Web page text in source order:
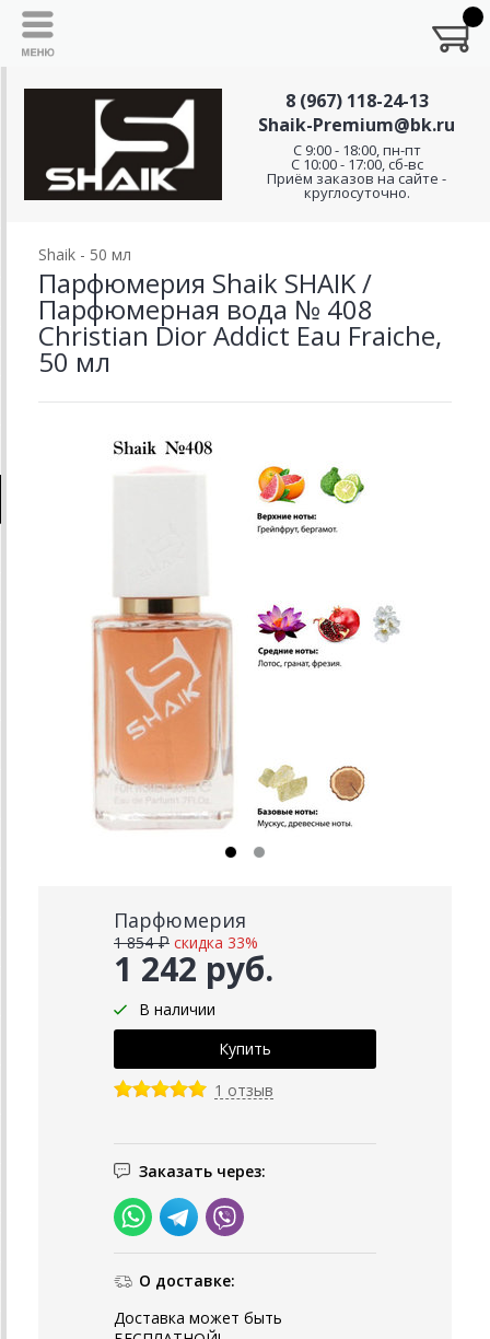
8 (967) 118-24-13
Shaik-Premium@bk.ru
C 9:00 - 18:00, пн-пт
С 10:00 - 17:00, сб-вс
Приём заказов на сайте -
круглосуточно.
Shaik - 50 мл
Парфюмерия Shaik SHAIK /
Парфюмерная вода № 408
Christian Dior Addict Eau Fraiche,
50 мл
Парфюмерия
1 242 руб.
1 854 ₽ скидка 33%
В наличии
1 отзыв
Заказать через:
О доставке:
Доставка может быть